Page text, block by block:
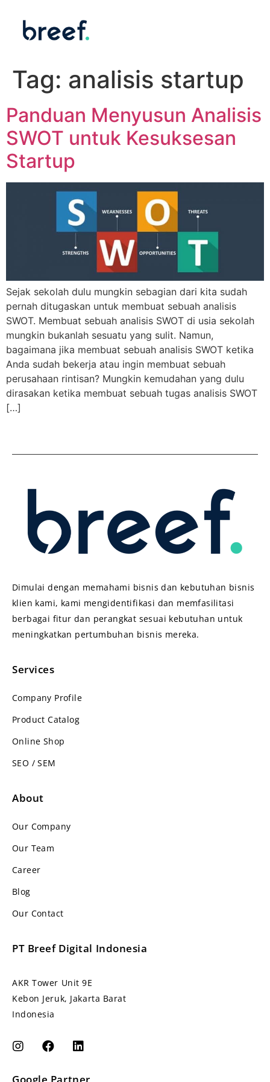
Tag: analisis startup
Panduan Menyusun Analisis
SWOT untuk Kesuksesan
Startup
Sejak sekolah dulu mungkin sebagian dari kita sudah
pernah ditugaskan untuk membuat sebuah analisis
SWOT. Membuat sebuah analisis SWOT di usia sekolah
mungkin bukanlah sesuatu yang sulit. Namun,
bagaimana jika membuat sebuah analisis SWOT ketika
Anda sudah bekerja atau ingin membuat sebuah
perusahaan rintisan? Mungkin kemudahan yang dulu
dirasakan ketika membuat sebuah tugas analisis SWOT
[…]
Dimulai dengan memahami bisnis dan kebutuhan bisnis
klien kami, kami mengidentifikasi dan memfasilitasi
berbagai fitur dan perangkat sesuai kebutuhan untuk
meningkatkan pertumbuhan bisnis mereka.
Services
Company Profile
Product Catalog
Online Shop
SEO / SEM
About
Our Company
Our Team
Career
Blog
Our Contact
PT Breef Digital Indonesia
AKR Tower Unit 9E
Kebon Jeruk, Jakarta Barat
Indonesia